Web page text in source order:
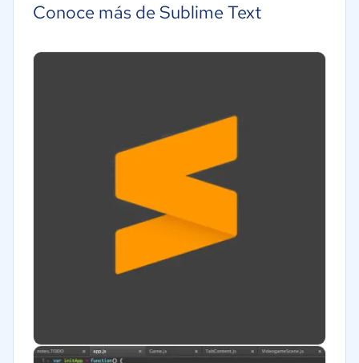
Conoce más de Sublime Text